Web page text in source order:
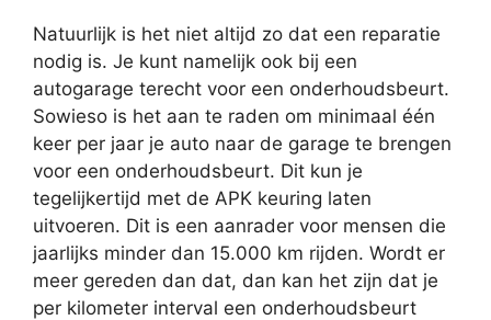
Natuurlijk is het niet altijd zo dat een reparatie
nodig is. Je kunt namelijk ook bij een
autogarage terecht voor een onderhoudsbeurt.
Sowieso is het aan te raden om minimaal één
keer per jaar je auto naar de garage te brengen
voor een onderhoudsbeurt. Dit kun je
tegelijkertijd met de APK keuring laten
uitvoeren. Dit is een aanrader voor mensen die
jaarlijks minder dan 15.000 km rijden. Wordt er
meer gereden dan dat, dan kan het zijn dat je
per kilometer interval een onderhoudsbeurt